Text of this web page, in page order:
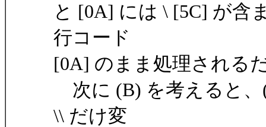
と [0A] には \ [5C] が含
行コード
[0A] のまま処理される
次に (B) を考えると、
\\ だけ変